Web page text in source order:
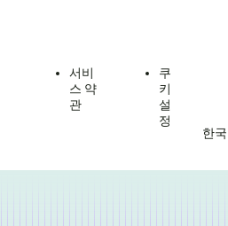
서비
스 약
관
쿠
키
설
정
한